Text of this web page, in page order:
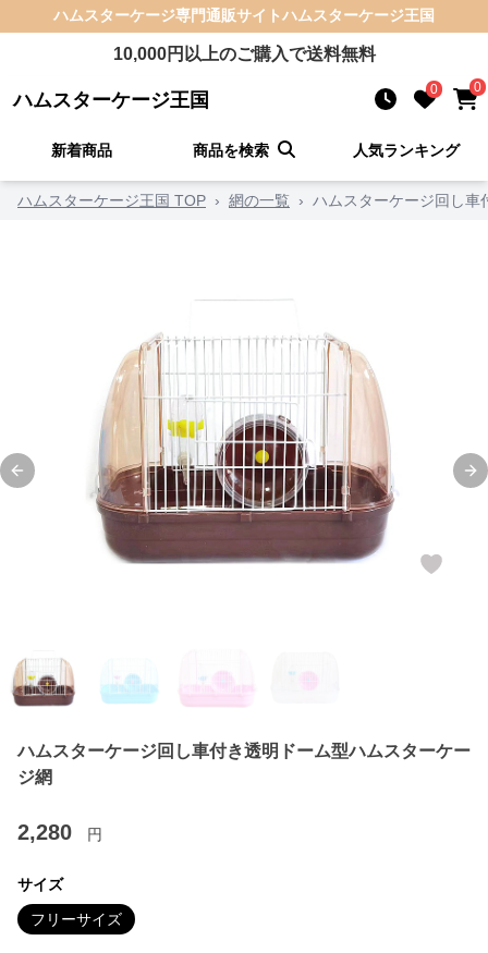
ハムスターケージ専門通販サイトハムスターケージ王国
10,000円以上のご購入で送料無料
ハムスターケージ王国 0 0
新着商品 商品を検索 人気ランキング
ハムスターケージ王国 TOP › 網の一覧 › ハムスターケージ回し車
Previous slide
ハムスターケージ回し車付き透明ドーム型ハムスターケー
ジ網
2,280 円
サイズ
フリーサイズ